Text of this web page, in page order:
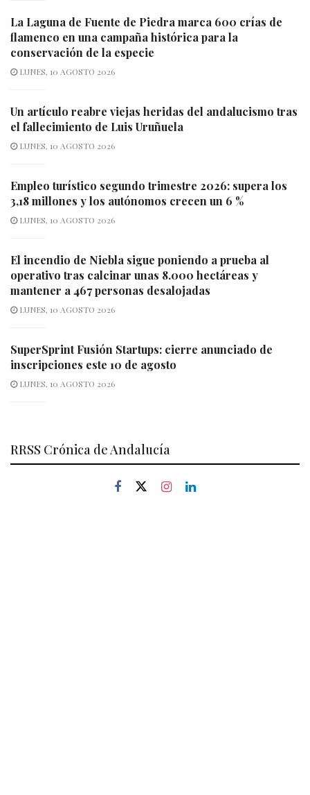
La Laguna de Fuente de Piedra marca 600 crías de
flamenco en una campaña histórica para la
conservación de la especie
LUNES, 10 AGOSTO 2026
Un artículo reabre viejas heridas del andalucismo tras
el fallecimiento de Luis Uruñuela
LUNES, 10 AGOSTO 2026
Empleo turístico segundo trimestre 2026: supera los
3,18 millones y los autónomos crecen un 6 %
LUNES, 10 AGOSTO 2026
El incendio de Niebla sigue poniendo a prueba al
operativo tras calcinar unas 8.000 hectáreas y
mantener a 467 personas desalojadas
LUNES, 10 AGOSTO 2026
SuperSprint Fusión Startups: cierre anunciado de
inscripciones este 10 de agosto
LUNES, 10 AGOSTO 2026
RRSS Crónica de Andalucía